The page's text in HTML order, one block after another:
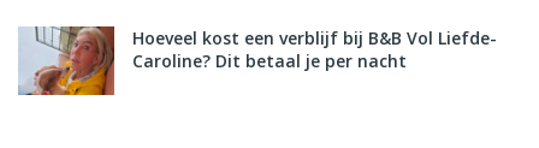
Hoeveel kost een verblijf bij B&B Vol Liefde-
Caroline? Dit betaal je per nacht